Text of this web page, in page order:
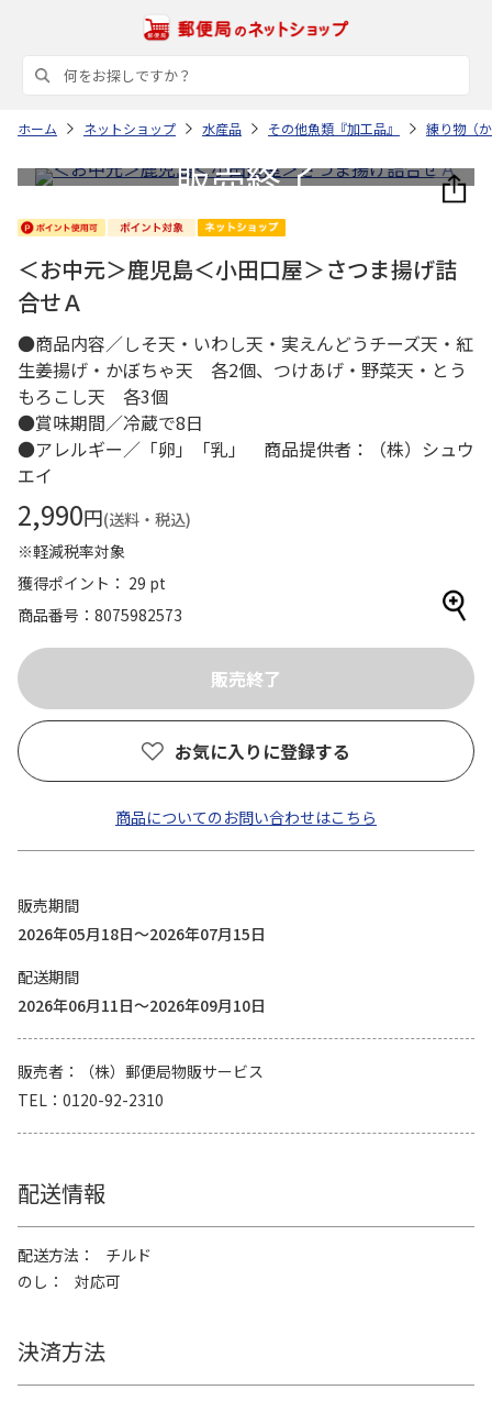
ホーム ネットショップ 水産品 その他魚類『加工品』 練り物（
＜お中元＞鹿児島＜小田口屋＞さつま揚げ詰
合せＡ
●商品内容／しそ天・いわし天・実えんどうチーズ天・紅
生姜揚げ・かぼちゃ天 各2個、つけあげ・野菜天・とう
もろこし天 各3個
●賞味期間／冷蔵で8日
●アレルギー／「卵」「乳」 商品提供者：（株）シュウ
エイ
2,990円(送料・税込)
※軽減税率対象
獲得ポイント： 29 pt
商品番号
8075982573
お気に入りに登録する
商品についてのお問い合わせはこちら
販売期間
2026年05月18日～2026年07月15日
配送期間
2026年06月11日～2026年09月10日
販売者
（株）郵便局物販サービス
TEL
0120-92-2310
配送情報
配送方法
チルド
のし
対応可
決済方法